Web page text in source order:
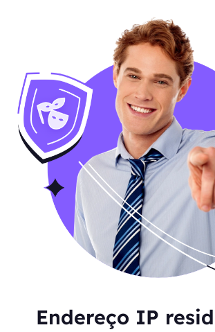
Endereço IP